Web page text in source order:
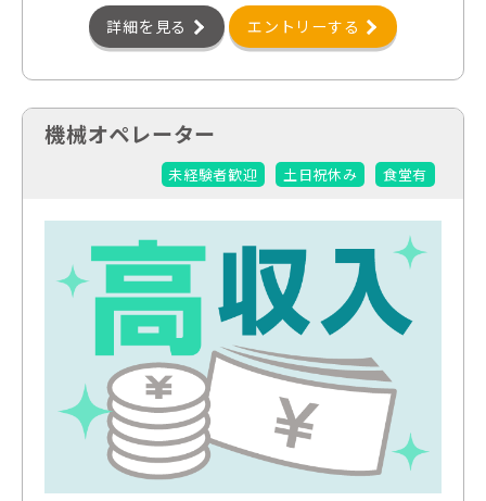
詳細を見る エントリーする
機械オペレーター
未経験者歓迎 土日祝休み 食堂有